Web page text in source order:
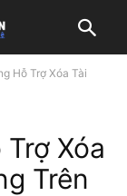
Hỗ Trợ Xóa Tài
Xóa
Trên